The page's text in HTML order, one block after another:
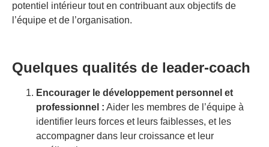
potentiel intérieur tout en contribuant aux objectifs de
l’équipe et de l’organisation.
Quelques qualités de leader-coach
Encourager le développement personnel et
professionnel : Aider les membres de l’équipe à
identifier leurs forces et leurs faiblesses, et les
accompagner dans leur croissance et leur